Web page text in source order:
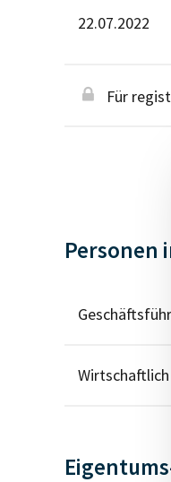
22.07.2022
Für
Personen